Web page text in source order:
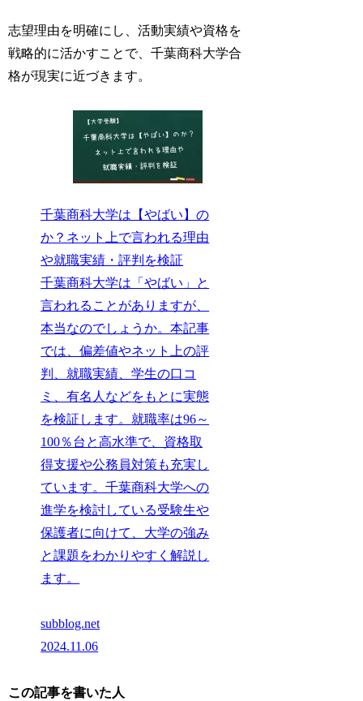
志望理由を明確にし、活動実績や資格を
戦略的に活かすことで、千葉商科大学合
格が現実に近づきます。
千葉商科大学は【やばい】の
か？ネット上で言われる理由
や就職実績・評判を検証
千葉商科大学は「やばい」と
言われることがありますが、
本当なのでしょうか。本記事
では、偏差値やネット上の評
判、就職実績、学生の口コ
ミ、有名人などをもとに実態
を検証します。就職率は96～
100％台と高水準で、資格取
得支援や公務員対策も充実し
ています。千葉商科大学への
進学を検討している受験生や
保護者に向けて、大学の強み
と課題をわかりやすく解説し
ます。
subblog.net
2024.11.06
この記事を書いた人